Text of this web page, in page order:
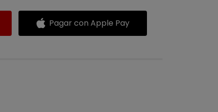
Pagar con Apple Pay